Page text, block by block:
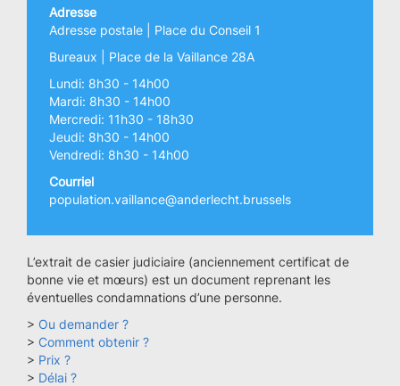
Adresse
Adresse postale | Place du Conseil 1
Bureaux | Place de la Vaillance 28A
Lundi: 8h30 - 14h00
Mardi: 8h30 - 14h00
Mercredi: 11h30 - 18h30
Jeudi: 8h30 - 14h00
Vendredi: 8h30 - 14h00
Courriel
population.vaillance@anderlecht.brussels
L’extrait de casier judiciaire (anciennement certificat de
bonne vie et mœurs) est un document reprenant les
éventuelles condamnations d’une personne.
> Ou demander ?
> Comment obtenir ?
> Prix ?
> Délai ?